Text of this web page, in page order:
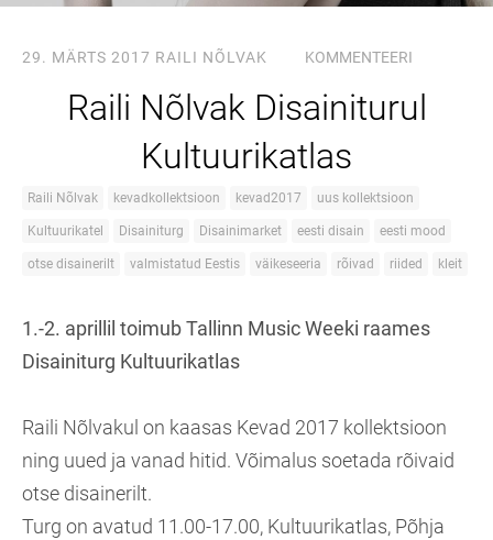
29. MÄRTS 2017 RAILI NÕLVAK KOMMENTEERI
Raili Nõlvak Disainiturul
Kultuurikatlas
Raili Nõlvak kevadkollektsioon kevad2017 uus kollektsioon
Kultuurikatel Disainiturg Disainimarket eesti disain eesti mood
otse disainerilt valmistatud Eestis väikeseeria rõivad riided kleit
1.-2. aprillil toimub Tallinn Music Weeki raames
Disainiturg Kultuurikatlas
Raili Nõlvakul on kaasas Kevad 2017 kollektsioon
ning uued ja vanad hitid. Võimalus soetada rõivaid
otse disainerilt.
Turg on avatud 11.00-17.00, Kultuurikatlas, Põhja